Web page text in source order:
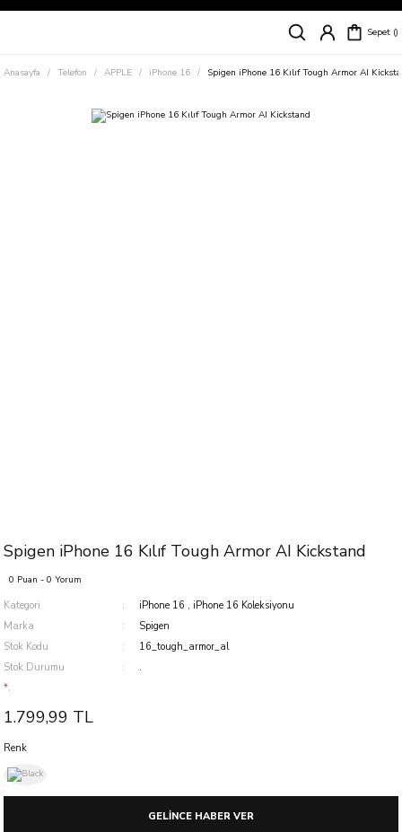
Siparişleriniz
Süper İndirimli Fiyatlar
Sepet
Anasayfa Telefon APPLE iPhone 16 Spigen iPhone 16 Kılıf Tough Armor AI
Spigen iPhone 16 Kılıf Tough Armor AI Kickstand
0 Puan - 0 Yorum
Kategori iPhone 16 , iPhone 16 Koleksiyonu
Marka
Spigen
Stok Kodu
16_tough_armor_al
Stok Durumu
.
*.
1.799,99 TL
Renk
GELİNCE HABER VER